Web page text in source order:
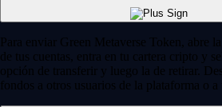
Para enviar Green Metaverse Token, abre
de tus cuentas, entra en tu cartera cripto y
opción de transferir y luego la de retirar.
fondos a otros usuarios de la plataforma o a